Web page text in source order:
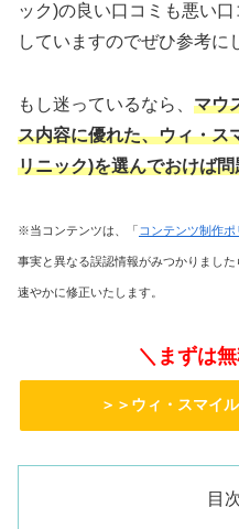
ック)の良い口コミも悪い
していますのでぜひ参考に
もし迷っているなら、 マウ
ス内容に優れた、ウィ・ス
リニック)を選んでおけば
※当コンテンツは、「 コンテンツ制作ポ
事実と異なる誤認情報がみつかりました
速やかに修正いたします。
＼まずは
＞＞ウィ・スマイ
目